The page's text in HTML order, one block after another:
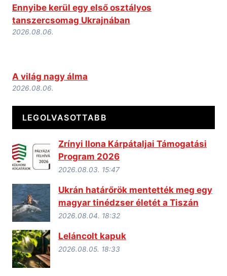
Ennyibe kerül egy első osztályos
tanszercsomag Ukrajnában
2026.08.06.
A világ nagy álma
2026.08.06.
LEGOLVASOTTABB
Zrínyi Ilona Kárpátaljai Támogatási
Program 2026
2026.08.03. 15:47
Ukrán határőrök mentették meg egy
magyar tinédzser életét a Tiszán
2026.08.04. 18:32
Leláncolt kapuk
2026.08.05. 18:33